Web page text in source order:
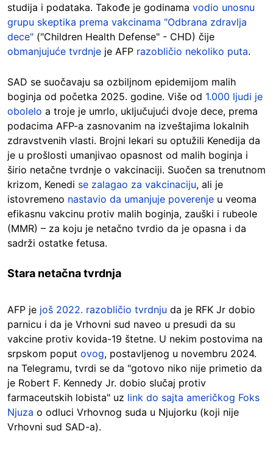
studija i podataka. Takođe je godinama vodio unosnu
grupu skeptika prema vakcinama "Odbrana zdravlja
dece" ("Children Health Defense" - CHD) čije
obmanjujuće tvrdnje je AFP razobličio nekoliko puta.
SAD se suočavaju sa ozbiljnom epidemijom malih
boginja od početka 2025. godine. Više od 1.000 ljudi je
obolelo a troje je umrlo, uključujući dvoje dece, prema
podacima AFP-a zasnovanim na izveštajima lokalnih
zdravstvenih vlasti. Brojni lekari su optužili Kenedija da
je u prošlosti umanjivao opasnost od malih boginja i
širio netačne tvrdnje o vakcinaciji. Suočen sa trenutnom
krizom, Kenedi se zalagao za vakcinaciju, ali je
istovremeno nastavio da umanjuje poverenje u veoma
efikasnu vakcinu protiv malih boginja, zauški i rubeole
(MMR) – za koju je netačno tvrdio da je opasna i da
sadrži ostatke fetusa.
Stara netačna tvrdnja
AFP je još 2022. razobličio tvrdnju da je RFK Jr dobio
parnicu i da je Vrhovni sud naveo u presudi da su
vakcine protiv kovida-19 štetne. U nekim postovima na
srpskom poput ovog, postavljenog u novembru 2024.
na Telegramu, tvrdi se da "gotovo niko nije primetio da
je Robert F. Kennedy Jr. dobio slučaj protiv
farmaceutskih lobista" uz link do sajta američkog Foks
Njuza o odluci Vrhovnog suda u Njujorku (koji nije
Vrhovni sud SAD-a).